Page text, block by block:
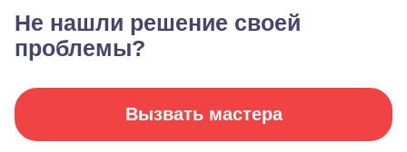
Не нашли решение своей
проблемы?
Вызвать мастера